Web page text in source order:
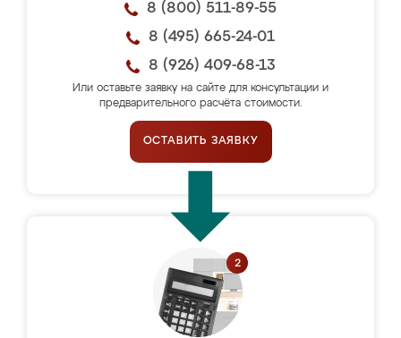
8 (800) 511-89-55
8 (495) 665-24-01
8 (926) 409-68-13
Или оставьте заявку на сайте для консультации и
предварительного расчёта стоимости.
ОСТАВИТЬ ЗАЯВКУ